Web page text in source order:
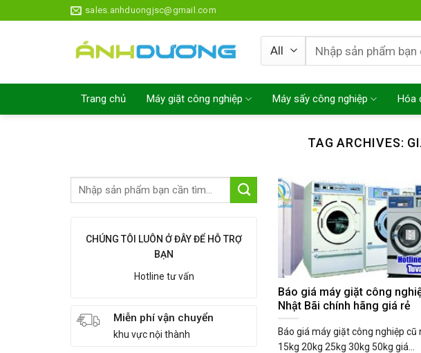
to
sales.anhduongjsc@gmail.com
Tìm
kiếm:
Trang chủ Máy giặt công nghiệp Máy sấy công nghiệp Hóa
TAG ARCHIVES:
CHÚNG TÔI LUÔN Ở ĐÂY ĐỂ HỖ TRỢ
BẠN
Hotline tư vấn
Miễn phí vận chuyển
khu vực nội thành
Báo giá máy giặt công
Nhật Bãi chính hãng giá rẻ
Báo giá máy giặt công nghiệp cũ
15kg 20kg 25kg 30kg 50kg giá...